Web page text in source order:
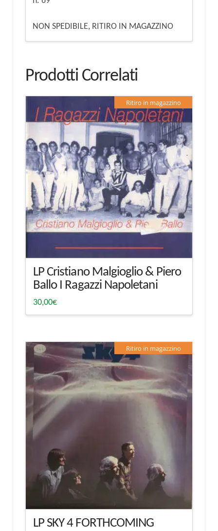
NON SPEDIBILE, RITIRO IN MAGAZZINO
Prodotti Correlati
Ritiro in magazzino
LP Cristiano Malgioglio & Piero
Ballo I Ragazzi Napoletani
30,00€
Ritiro in magazzino
LP SKY 4 FORTHCOMING